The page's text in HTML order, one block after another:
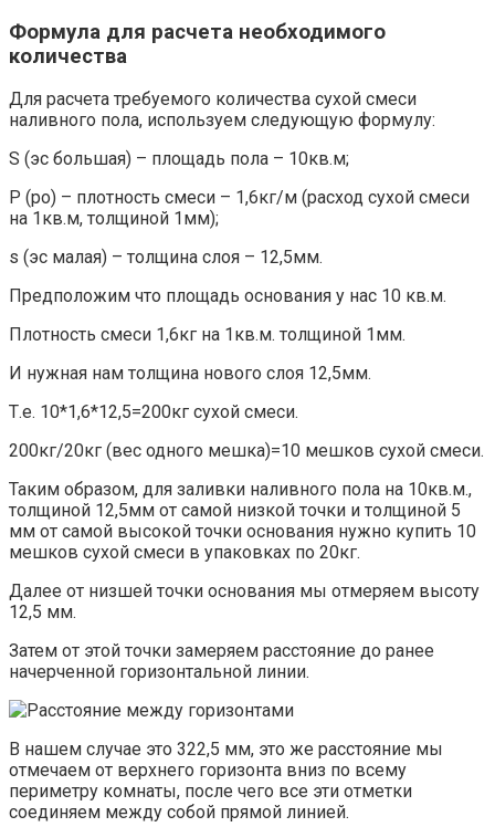
Формула для расчета необходимого
количества
Для расчета требуемого количества сухой смеси
наливного пола, используем следующую формулу:
S (эс большая) – площадь пола – 10кв.м;
Ρ (ро) – плотность смеси – 1,6кг/м (расход сухой смеси
на 1кв.м, толщиной 1мм);
s (эс малая) – толщина слоя – 12,5мм.
Предположим что площадь основания у нас 10 кв.м.
Плотность смеси 1,6кг на 1кв.м. толщиной 1мм.
И нужная нам толщина нового слоя 12,5мм.
Т.е. 10*1,6*12,5=200кг сухой смеси.
200кг/20кг (вес одного мешка)=10 мешков сухой смеси.
Таким образом, для заливки наливного пола на 10кв.м.,
толщиной 12,5мм от самой низкой точки и толщиной 5
мм от самой высокой точки основания нужно купить 10
мешков сухой смеси в упаковках по 20кг.
Далее от низшей точки основания мы отмеряем высоту
12,5 мм.
Затем от этой точки замеряем расстояние до ранее
начерченной горизонтальной линии.
В нашем случае это 322,5 мм, это же расстояние мы
отмечаем от верхнего горизонта вниз по всему
периметру комнаты, после чего все эти отметки
соединяем между собой прямой линией.